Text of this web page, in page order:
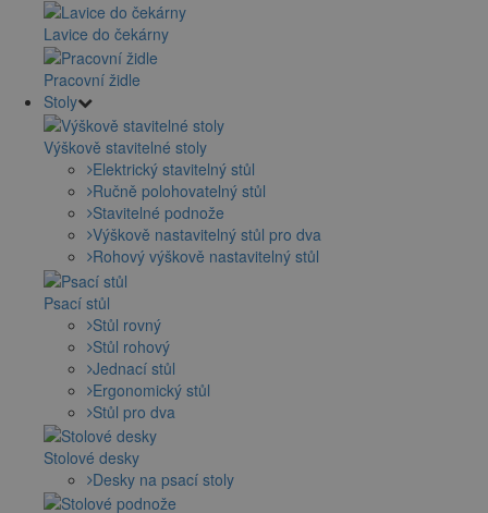
Lavice do čekárny
Pracovní židle
Stoly
Výškově stavitelné stoly
Elektrický stavitelný stůl
Ručně polohovatelný stůl
Stavitelné podnože
Výškově nastavitelný stůl pro dva
Rohový výškově nastavitelný stůl
Psací stůl
Stůl rovný
Stůl rohový
Jednací stůl
Ergonomický stůl
Stůl pro dva
Stolové desky
Desky na psací stoly